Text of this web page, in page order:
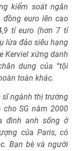
kiểm soát ngân
euro lên cao
tỉ euro (hơn 7 tỉ
lừa đảo siêu hạng
Kerviel xứng danh
dung của “tội
toàn khác.
sĩ ngành thị trường
SG năm 2000
đình anh sống ở
của Paris, có
Bạn bè và người